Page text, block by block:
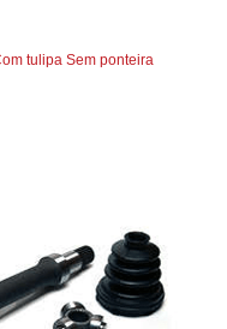
tulipa Sem ponteira